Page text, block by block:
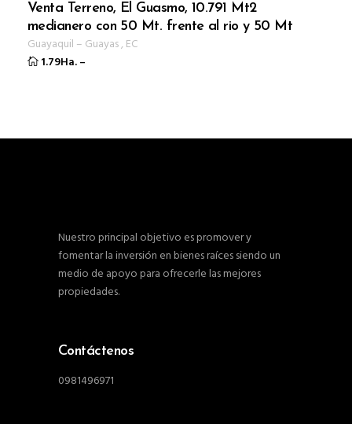
Venta Terreno, El Guasmo, 10.791 Mt2
medianero con 50 Mt. frente al rio y 50 Mt
Guayaquil – Guayas, EC
1.79Ha.–
Nuestro principal objetivo es promover y
fomentar la inversión en bienes raíces siendo un
medio de apoyo para ofrecerle las mejores
propiedades.
Contáctenos
0981496971